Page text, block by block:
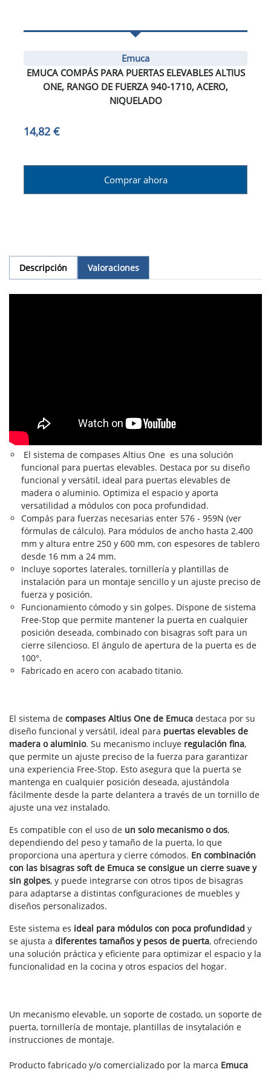
Emuca
EMUCA COMPÁS PARA PUERTAS ELEVABLES ALTIUS
ONE, RANGO DE FUERZA 940-1710, ACERO,
NIQUELADO
14,82 €
Comprar ahora
Descripción Valoraciones
El sistema de compases Altius One es una solución
funcional para puertas elevables. Destaca por su diseño
funcional y versátil, ideal para puertas elevables de
madera o aluminio. Optimiza el espacio y aporta
versatilidad a módulos con poca profundidad.
Compás para fuerzas necesarias enter 576 - 959N (ver
fórmulas de cálculo). Para módulos de ancho hasta 2.400
mm y altura entre 250 y 600 mm, con espesores de tablero
desde 16 mm a 24 mm.
Incluye soportes laterales, tornillería y plantillas de
instalación para un montaje sencillo y un ajuste preciso de
fuerza y posición.
Funcionamiento cómodo y sin golpes. Dispone de sistema
Free-Stop que permite mantener la puerta en cualquier
posición deseada, combinado con bisagras soft para un
cierre silencioso. El ángulo de apertura de la puerta es de
100°.
Fabricado en acero con acabado titanio.
El sistema de compases Altius One de Emuca destaca por su
diseño funcional y versátil, ideal para puertas elevables de
madera o aluminio. Su mecanismo incluye regulación fina,
que permite un ajuste preciso de la fuerza para garantizar
una experiencia Free-Stop. Esto asegura que la puerta se
mantenga en cualquier posición deseada, ajustándola
fácilmente desde la parte delantera a través de un tornillo de
ajuste una vez instalado.
Es compatible con el uso de un solo mecanismo o dos,
dependiendo del peso y tamaño de la puerta, lo que
proporciona una apertura y cierre cómodos. En combinación
con las bisagras soft de Emuca se consigue un cierre suave y
sin golpes, y puede integrarse con otros tipos de bisagras
para adaptarse a distintas configuraciones de muebles y
diseños personalizados.
Este sistema es ideal para módulos con poca profundidad y
se ajusta a diferentes tamaños y pesos de puerta, ofreciendo
una solución práctica y eficiente para optimizar el espacio y la
funcionalidad en la cocina y otros espacios del hogar.
Un mecanismo elevable, un soporte de costado, un soporte de
puerta, tornillería de montaje, plantillas de insytalación e
instrucciones de montaje.
Producto fabricado y/o comercializado por la marca Emuca